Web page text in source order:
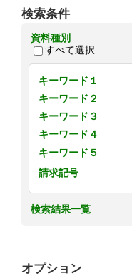
検索条件
資料種別
すべて選択
キーワード１
キーワード２
キーワード３
キーワード４
キーワード５
請求記号
検索結果一覧
オプション